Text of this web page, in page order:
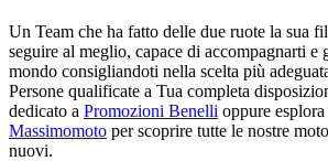
Un Team che ha fatto delle due ruote la sua
seguire al meglio, capace di accompagnarti e
mondo consigliandoti nella scelta più
Persone qualificate a Tua completa
dedicato a Promozioni Benelli oppure
Massimomoto per scoprire tutte le nostre
nuovi.